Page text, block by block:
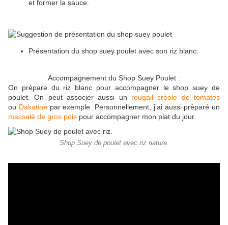
et former la sauce.
Présentation du shop suey poulet avec son riz blanc.
Accompagnement du Shop Suey Poulet :
On prépare du riz blanc pour accompagner le shop suey de
poulet. On peut associer aussi un rougail créole de tomates
ou Dakatinepar exemple. Personnellement, j'ai aussi préparé un
massalé de gros pois pour accompagner mon plat du jour.
Shop Suey de poulet avec riz nature.